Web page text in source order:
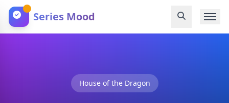
Series Mood
House of the Dragon